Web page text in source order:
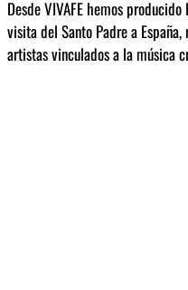
Desde VIVAFE hemos
visita del Santo Padre a
artistas vinculados a la música